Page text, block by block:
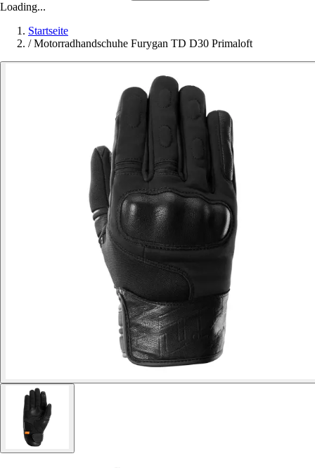
Loading...
Startseite
/ Motorradhandschuhe Furygan TD D30 Primaloft